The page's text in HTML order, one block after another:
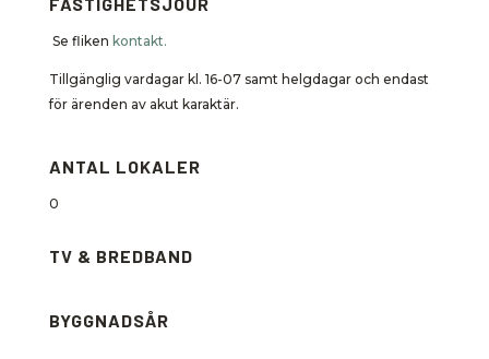
Se fliken kontakt.
Tillgänglig vardagar kl. 16-07 samt helgdagar och endast
för ärenden av akut karaktär.
ANTAL LOKALER
0
TV & BREDBAND
BYGGNADSÅR